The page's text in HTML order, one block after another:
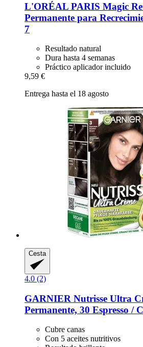
L'ORÉAL PARIS Magic
Permanente para
7
Resultado natural
Dura hasta 4 semanas
Práctico aplicador incluido
9,59 €
Entrega hasta el 18 agosto
Cesta
4.0 (2)
GARNIER Nutrisse Ultra
Permanente, 30 Espresso /
Cubre canas
Con 5 aceites nutritivos